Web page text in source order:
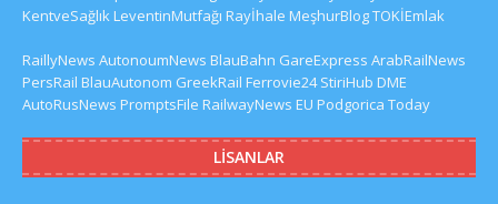
KentveSağlıkLeventinMutfağı Rayİhale MeşhurBlogTOKİEmlak
RaillyNews AutonoumNews BlauBahn GareExpress ArabRailNews
PersRail BlauAutonom GreekRail Ferrovie24 StiriHub DME
AutoRusNews PromptsFile RailwayNews EU Podgorica Today
LISANLAR